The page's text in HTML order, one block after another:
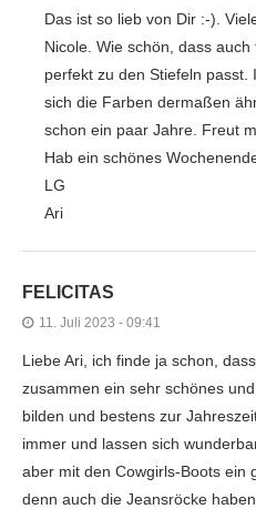
Das ist so lieb von Dir :-).
Nicole. Wie schön, dass
perfekt zu den Stiefeln passt.
sich die Farben dermaßen
schon ein paar Jahre. Freut
Hab ein schönes
LG
Ari
FELICITAS
11. Juli 2023 - 09:41
Liebe Ari, ich finde ja schon,
zusammen ein sehr schönes
bilden und bestens zur
immer und lassen sich
aber mit den Cowgirls-Boots ein
denn auch die Jeansröcke